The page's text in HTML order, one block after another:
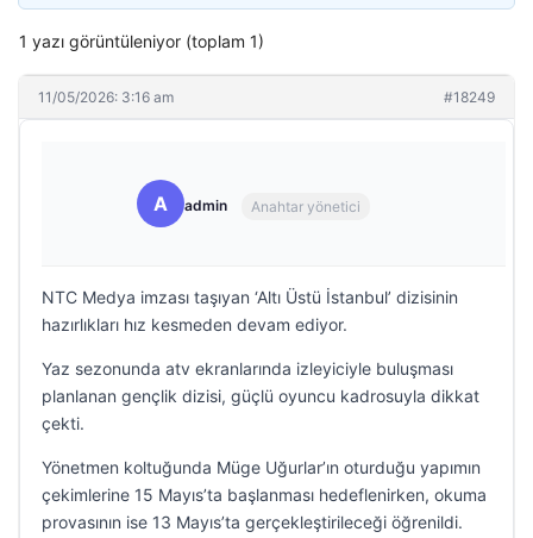
1 yazı görüntüleniyor (toplam 1)
11/05/2026: 3:16 am #18249
A admin Anahtar yönetici
NTC Medya imzası taşıyan ‘Altı Üstü İstanbul’ dizisinin
hazırlıkları hız kesmeden devam ediyor.
Yaz sezonunda atv ekranlarında izleyiciyle buluşması
planlanan gençlik dizisi, güçlü oyuncu kadrosuyla dikkat
çekti.
Yönetmen koltuğunda Müge Uğurlar’ın oturduğu yapımın
çekimlerine 15 Mayıs’ta başlanması hedeflenirken, okuma
provasının ise 13 Mayıs’ta gerçekleştirileceği öğrenildi.